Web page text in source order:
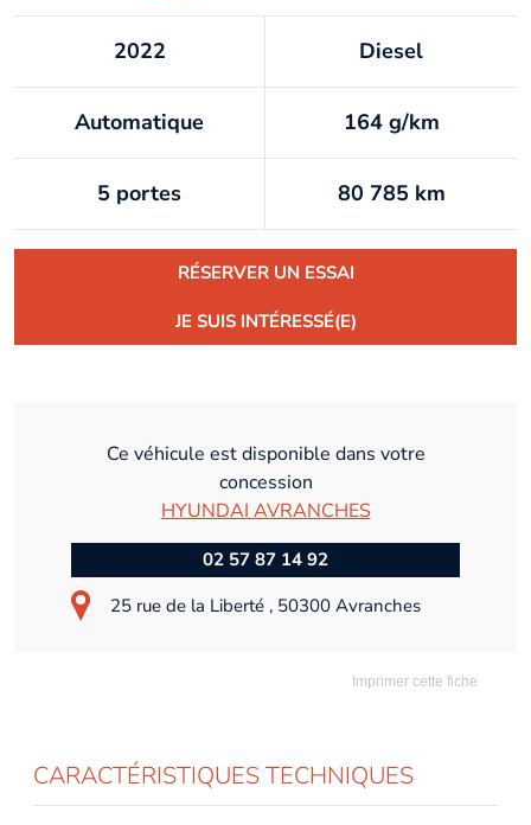
2022 Diesel
Automatique 164 g/km
5 portes 80 785 km
RÉSERVER UN ESSAI
JE SUIS INTÉRESSÉ(E)
Ce véhicule est disponible dans votre
concession
HYUNDAI AVRANCHES
02 57 87 14 92
25 rue de la Liberté , 50300 Avranches
Imprimer cette fiche
CARACTÉRISTIQUES TECHNIQUES